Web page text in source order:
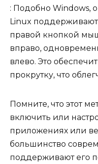
: Подобно Windows,
Linux
правой кнопкой
вправо,
влево. Это
прокрутку, что
Помните, что этот
включить или
приложениях или
большинство
поддерживают его